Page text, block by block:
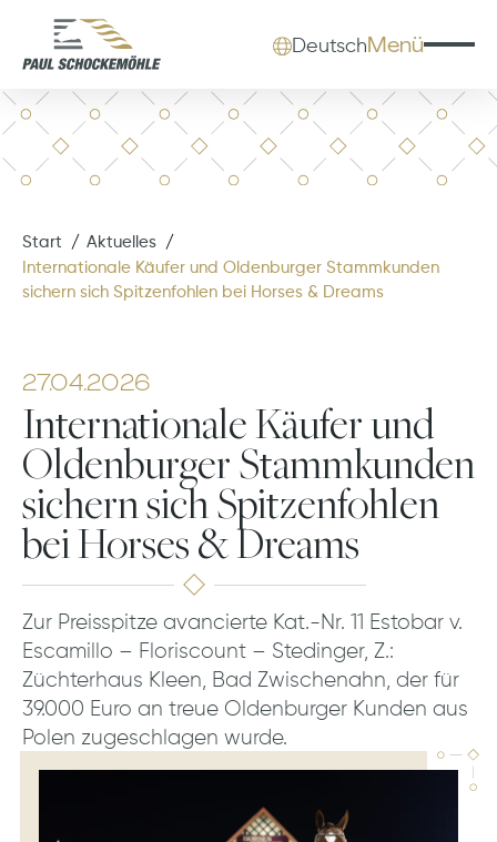
DeutschMenü
Start
Aktuelles
Internationale Käufer und Oldenburger Stammkunden
sichern sich Spitzenfohlen bei Horses & Dreams
27.04.2026
Internationale Käufer und
Oldenburger Stammkunden
sichern sich Spitzenfohlen
bei Horses & Dreams
Zur Preisspitze avancierte Kat.-Nr. 11 Estobar v.
Escamillo – Floriscount – Stedinger, Z.:
Züchterhaus Kleen, Bad Zwischenahn, der für
39.000 Euro an treue Oldenburger Kunden aus
Polen zugeschlagen wurde.